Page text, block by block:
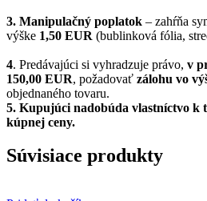
3. Manipulačný poplatok – zahŕňa
výške 1,50 EUR (bublinková fólia,
4. Predávajúci si vyhradzuje právo, v
150,00 EUR, požadovať zálohu vo
objednaného tovaru.
5. Kupujúci nadobúda vlastníctvo k
kúpnej ceny.
Súvisiace produkty